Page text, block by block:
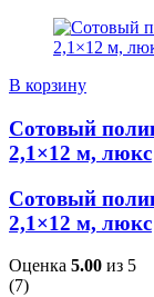
В корзину
Сотовый
2,1×12 м, люкс
Сотовый
2,1×12 м, люкс
Оценка 5.00 из 5
(7)